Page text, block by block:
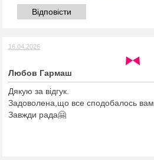
Відповісти
16.04.2026
Любов Гармаш
Дякую за відгук.
Задоволена,що все сподобалось вам.
Завжди рада🤗